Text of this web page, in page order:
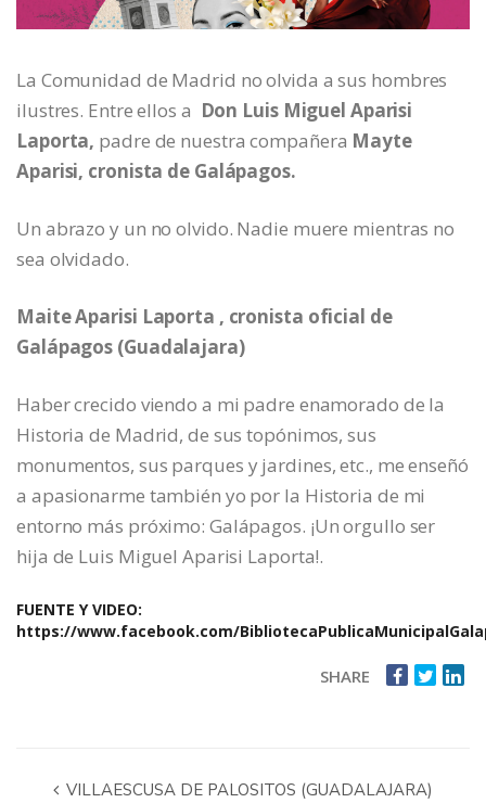
La Comunidad de Madrid no olvida a sus hombres
ilustres. Entre ellos a Don Luis Miguel Aparisi
Laporta, padre de nuestra compañera Mayte
Aparisi, cronista de Galápagos.
Un abrazo y un no olvido. Nadie muere mientras no
sea olvidado.
Maite Aparisi Laporta , cronista oficial de
Galápagos (Guadalajara)
Haber crecido viendo a mi padre enamorado de la
Historia de Madrid, de sus topónimos, sus
monumentos, sus parques y jardines, etc., me enseñó
a apasionarme también yo por la Historia de mi
entorno más próximo: Galápagos. ¡Un orgullo ser
hija de Luis Miguel Aparisi Laporta!.
FUENTE Y VIDEO:
https://www.facebook.com/
SHARE
VILLAESCUSA DE PALOSITOS (GUADALAJARA)